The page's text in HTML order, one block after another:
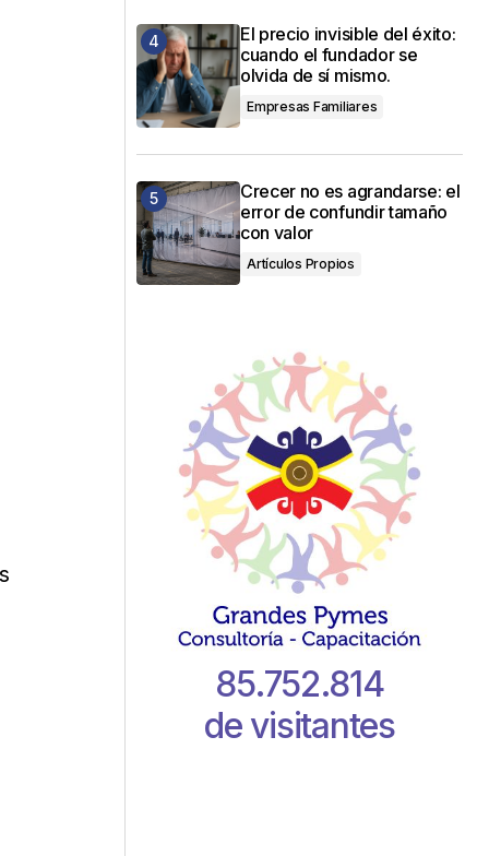
El precio invisible del éxito:
cuando el fundador se
olvida de sí mismo.
Empresas Familiares
Crecer no es agrandarse: el
error de confundir tamaño
con valor
Artículos Propios
85.752.814
de visitantes